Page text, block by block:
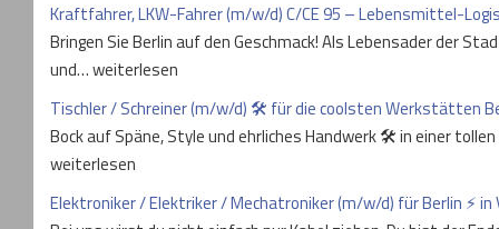
Kraftfahrer, LKW-Fahrer (m/w/d) C/CE 95 – Lebensmittel-
Bringen Sie Berlin auf den Geschmack! Als Lebensader der
und… weiterlesen
Tischler / Schreiner (m/w/d) 🛠️ für die coolsten Werkstätten
Bock auf Späne, Style und ehrliches Handwerk 🛠️ in einer
weiterlesen
Elektroniker / Elektriker / Mechatroniker (m/w/d) für Berlin ⚡ in